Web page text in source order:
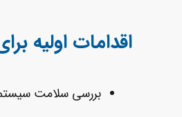
اقدامات اولیه
بررسی سلامت